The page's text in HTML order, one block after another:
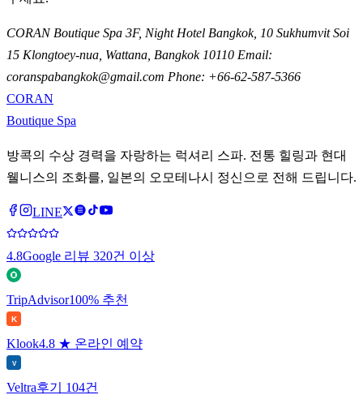
CORAN Boutique Spa 3F, Night Hotel Bangkok, 10 Sukhumvit Soi
15 Klongtoey-nua, Wattana, Bangkok 10110 Email:
coranspabangkok@gmail.com Phone: +66-62-587-5366
CORAN
Boutique Spa
방콕의 수상 경력을 자랑하는 럭셔리 스파. 전통 힐링과 현대
웰니스의 조화를, 일본의 오모테나시 정신으로 전해 드립니다.
LINE
4.8Google 리뷰 320건 이상
TripAdvisor100% 추천
K
Klook4.8 ★ 온라인 예약
V
Veltra후기 104건